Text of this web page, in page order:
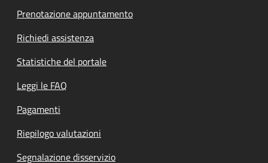
Prenotazione appuntamento
Richiedi assistenza
Statistiche del portale
Leggi le FAQ
Pagamenti
Riepilogo valutazioni
Segnalazione disservizio